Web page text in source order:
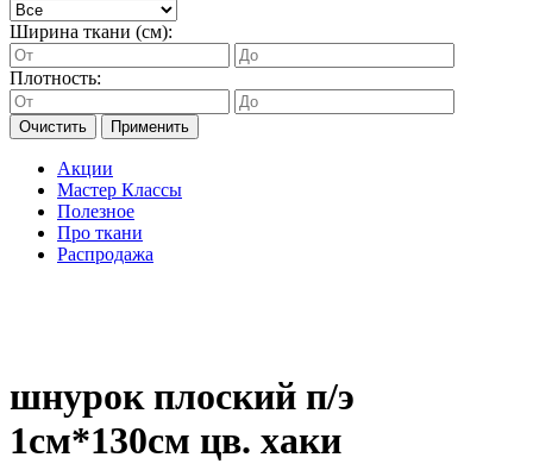
Ширина ткани (см):
Плотность:
Очистить Применить
Акции
Мастер Классы
Полезное
Про ткани
Распродажа
шнурок плоский п/э
1см*130см цв. хаки